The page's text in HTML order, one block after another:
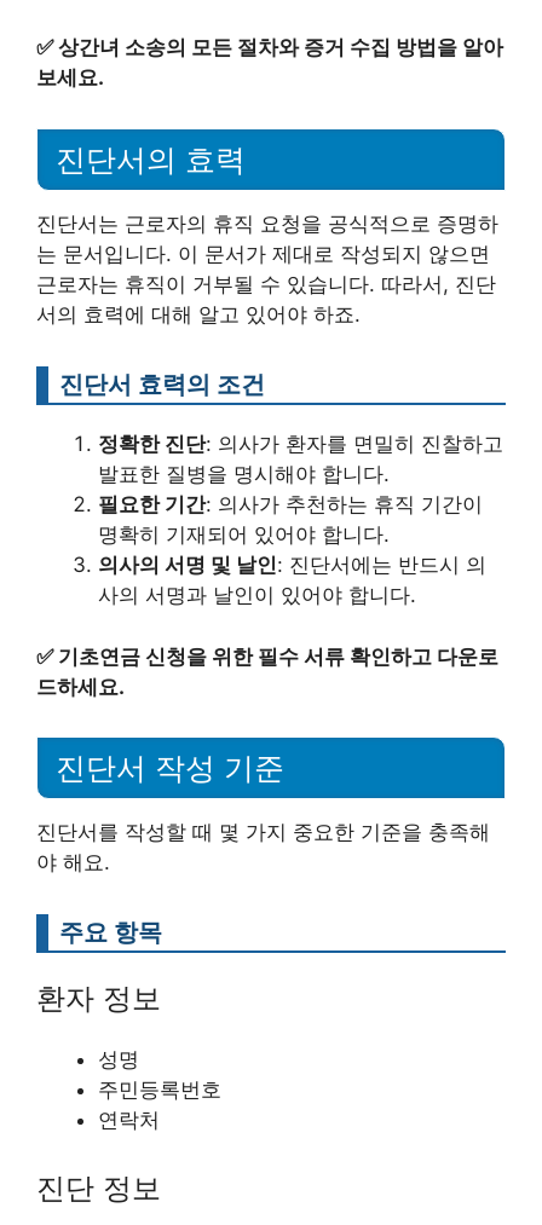
✅상간녀 소송의 모든 절차와 증거 수집 방법을 알아
보세요.
진단서의 효력
진단서는 근로자의 휴직 요청을 공식적으로 증명하
는 문서입니다. 이 문서가 제대로 작성되지 않으면
근로자는 휴직이 거부될 수 있습니다. 따라서, 진단
서의 효력에 대해 알고 있어야 하죠.
진단서 효력의 조건
정확한 진단: 의사가 환자를 면밀히 진찰하고
발표한 질병을 명시해야 합니다.
필요한 기간: 의사가 추천하는 휴직 기간이
명확히 기재되어 있어야 합니다.
의사의 서명 및 날인: 진단서에는 반드시 의
사의 서명과 날인이 있어야 합니다.
✅ 기초연금 신청을 위한 필수 서류 확인하고 다운로
드하세요.
진단서 작성 기준
진단서를 작성할 때 몇 가지 중요한 기준을 충족해
야 해요.
주요 항목
환자 정보
성명
주민등록번호
연락처
진단 정보